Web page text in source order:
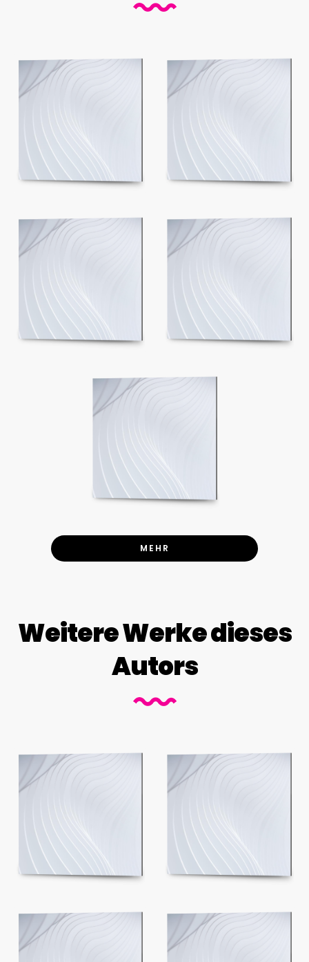
MEHR
Weitere Werke dieses
Autors